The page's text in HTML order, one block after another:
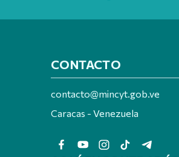
CONTACTO
contacto@mincyt.gob.ve
Caracas - Venezuela